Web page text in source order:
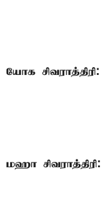
யோக சிவராத்திரி:
மஹா சிவராத்திரி: